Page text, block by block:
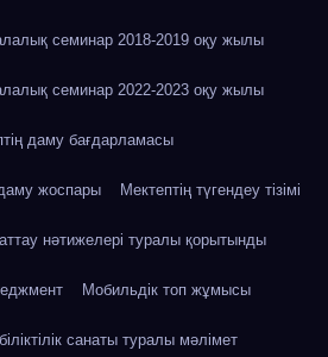
семинар 2018-2019 оқу жылы
семинар 2022-2023 оқу жылы
даму бағдарламасы
даму жоспары Мектептің түгендеу тізімі
нәтижелері туралы қорытынды
Мобильдік топ жұмысы
санаты туралы мәлімет